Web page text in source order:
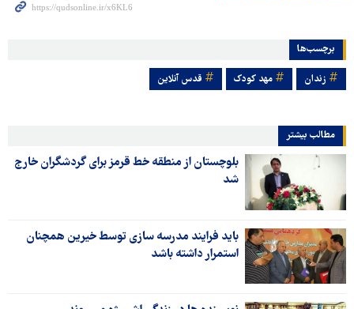
برچسب‌ها
زندان مهد کودک قدس آنلاین
مطالب بیشتر
بلوچستان از منطقه خط قرمز برای گردشگران خارج
شد
باید فرایند مدرسه سازی توسط خیرین همچنان
استمرار داشته باشد